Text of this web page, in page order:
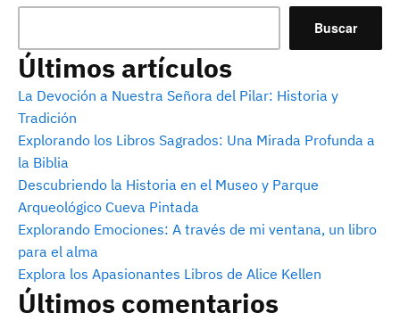
Buscar
Últimos artículos
La Devoción a Nuestra Señora del Pilar: Historia y
Tradición
Explorando los Libros Sagrados: Una Mirada Profunda a
la Biblia
Descubriendo la Historia en el Museo y Parque
Arqueológico Cueva Pintada
Explorando Emociones: A través de mi ventana, un libro
para el alma
Explora los Apasionantes Libros de Alice Kellen
Últimos comentarios